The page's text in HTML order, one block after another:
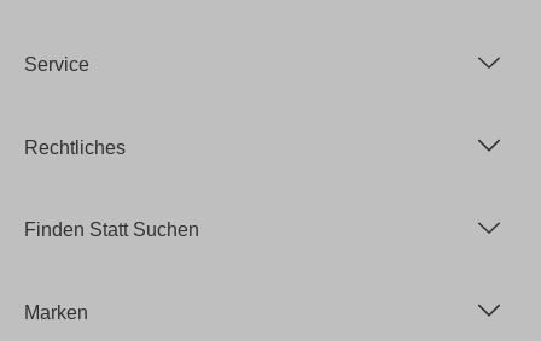
Service
Rechtliches
Finden Statt Suchen
Marken